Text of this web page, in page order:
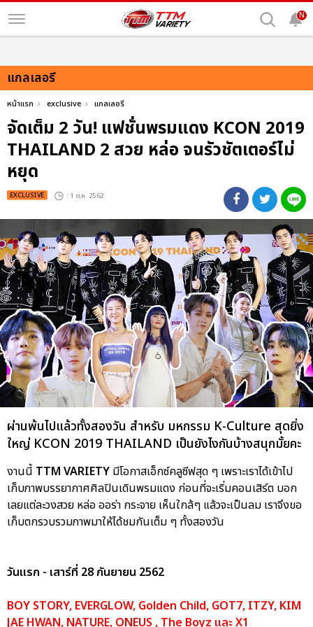
N
แกลเลอรี
หน้าแรก exclusive แกลเลอรี
จัดเต็ม 2 วัน! แฟชั่นพรมแดง KCON 2019
THAILAND 2 สวย หล่อ จนรัวชัตเตอร์ไม่
หยุด
EXCLUSIVE : 1 ต.ค. 2562
ผ่านพ้นไปแล้วทั้งสองวัน สำหรับ มหกรรม K-Culture สุดยิ่ง
ใหญ่ KCON 2019 THAILAND เป็นยังไงกันบ้างสนุกมั้ยคะ
งานนี้ TTM VARIETY มีโอกาสเอ็กซ์คลูซีฟสุด ๆ เพราะเราได้เข้าไป
เก็บภาพบรรยากาศศิลปินเดินพรมแดง ก่อนที่จะเริ่มคอนเสิร์ต บอก
เลยแต่ละวงสวย หล่อ ออร่า กระจาย เห็นใกล้ๆ แล้วจะเป็นลม เราจึงขอ
เก็บตกรวบรวมภาพมาให้ได้ชมกันเต็ม ๆ ทั้งสองวัน
วันแรก - เสาร์ที่ 28 กันยายน 2562
BOY STORY, EVERGLOW, Golden Child, GOT7, ITZY, KIM
JAE HWAN, NATURE, ONEUS , The Boyz และ X1